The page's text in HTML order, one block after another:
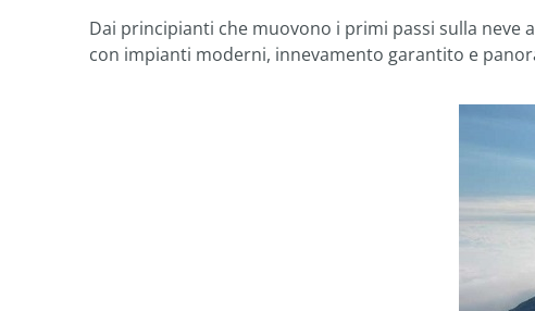
Dai principianti che muovono i primi passi sulla neve
con impianti moderni, innevamento garantito e